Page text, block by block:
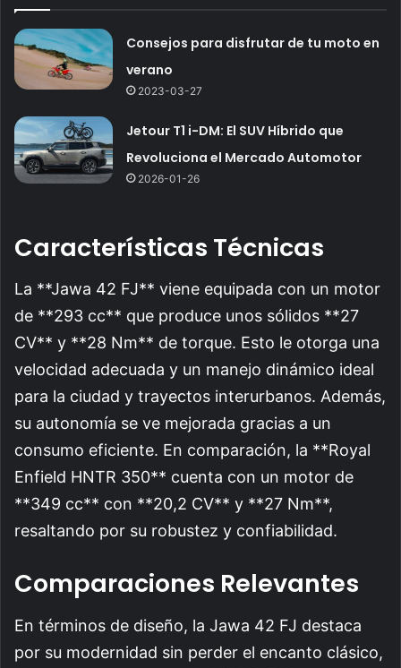
Consejos para disfrutar de tu moto en
verano
2023-03-27
Jetour T1 i-DM: El SUV Híbrido que
Revoluciona el Mercado Automotor
2026-01-26
Características Técnicas
La **Jawa 42 FJ** viene equipada con un motor
de **293 cc** que produce unos sólidos **27
CV** y **28 Nm** de torque. Esto le otorga una
velocidad adecuada y un manejo dinámico ideal
para la ciudad y trayectos interurbanos. Además,
su autonomía se ve mejorada gracias a un
consumo eficiente. En comparación, la **Royal
Enfield HNTR 350** cuenta con un motor de
**349 cc** con **20,2 CV** y **27 Nm**,
resaltando por su robustez y confiabilidad.
Comparaciones Relevantes
En términos de diseño, la Jawa 42 FJ destaca
por su modernidad sin perder el encanto clásico,